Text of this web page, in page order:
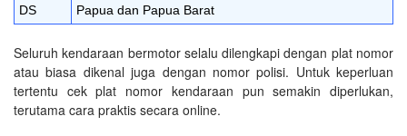
DS
Papua dan Papua Barat
Seluruh kendaraan bermotor selalu dilengkapi dengan plat nomor
atau biasa dikenal juga dengan nomor polisi. Untuk keperluan
tertentu cek plat nomor kendaraan pun semakin diperlukan,
terutama cara praktis secara online.